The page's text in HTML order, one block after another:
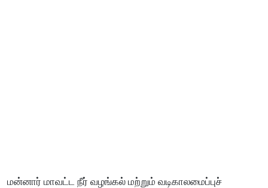
மன்னார் மாவட்ட நீர் வழங்கல் மற்றும் வடிகாலமைப்புச்